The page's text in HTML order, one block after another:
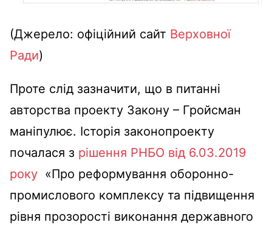
(Джерело: офіційний сайт Верховної
Ради)
Проте слід зазначити, що в питанні
авторства проекту Закону – Гройсман
маніпулює. Історія законопроекту
почалася з рішення РНБО від 6.03.2019
року «Про реформування оборонно-
промислового комплексу та підвищення
рівня прозорості виконання державного